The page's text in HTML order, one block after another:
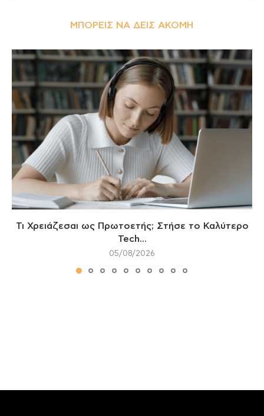
ΜΠΟΡΕΊΣ ΝΑ ΔΕΙΣ ΑΚΌΜΗ
Τι Χρειάζεσαι ως Πρωτοετής; Στήσε το Καλύτερο
Tech...
05/08/2026